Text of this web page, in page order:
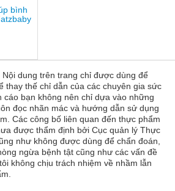
đậm đà và dậy mùi cho các món ăn, đặc
món lẩu thì rất ngon. Sản phẩm không sử
phẩm dễ dàng.
phẩm như thế nào?
Hiroshi được đóng gói trong hộp thiếc
nghiệm, bảo vệ chắc chắn nên khi sử
ở những nơi khô ráo thoáng mát hoặc có
Không nên để ở những vị trí có nguồn nhiệt
những vị trí có ánh sáng Mặt Trời chiếu
phẩm bên trong dính nước, lấy sản phẩm
ráo, sạch sẽ, không sử dụng tay hay cho trẻ
trong. Điều này có thể làm ảnh hưởng đến
phẩm nên đậy kín và bảo quản trong tủ lạnh
bình
Nội dung trên trang chỉ được dùng để
thay thế chỉ dẫn của các chuyên gia sức
cáo bạn không nên chỉ dựa vào những
đọc nhãn mác và hướng dẫn sử dụng
Các công bố liên quan đến thực phẩm
được thẩm định bởi Cục quản lý Thực
như không được dùng để chẩn đoán,
ngừa bệnh tật cũng như các vấn đề
không chịu trách nhiệm về nhầm lẫn